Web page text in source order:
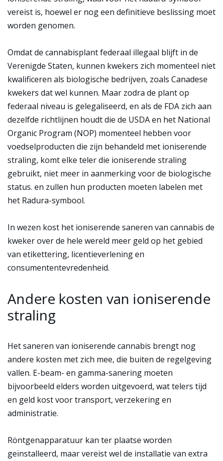
vereist is, hoewel er nog een definitieve beslissing moet
worden genomen.
Omdat de cannabisplant federaal illegaal blijft in de
Verenigde Staten, kunnen kwekers zich momenteel niet
kwalificeren als biologische bedrijven, zoals Canadese
kwekers dat wel kunnen. Maar zodra de plant op
federaal niveau is gelegaliseerd, en als de FDA zich aan
dezelfde richtlijnen houdt die de USDA en het National
Organic Program (NOP) momenteel hebben voor
voedselproducten die zijn behandeld met ioniserende
straling, komt elke teler die ioniserende straling
gebruikt, niet meer in aanmerking voor de biologische
status. en zullen hun producten moeten labelen met
het Radura-symbool.
In wezen kost het ioniserende saneren van cannabis de
kweker over de hele wereld meer geld op het gebied
van etikettering, licentieverlening en
consumententevredenheid.
Andere kosten van ioniserende
straling
Het saneren van ioniserende cannabis brengt nog
andere kosten met zich mee, die buiten de regelgeving
vallen. E-beam- en gamma-sanering moeten
bijvoorbeeld elders worden uitgevoerd, wat telers tijd
en geld kost voor transport, verzekering en
administratie.
Röntgenapparatuur kan ter plaatse worden
geïnstalleerd, maar vereist wel de installatie van extra